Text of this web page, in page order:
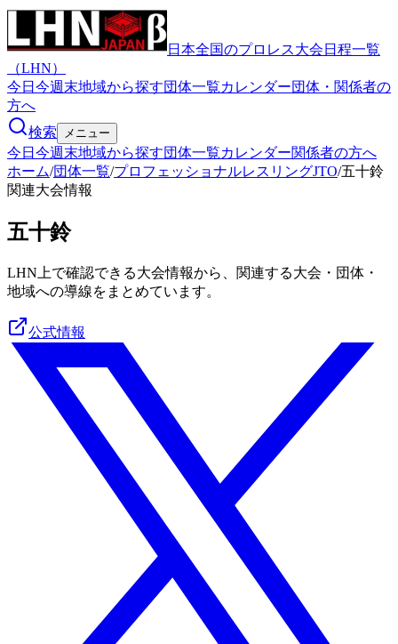
日本全国のプロレス大会日程一覧
（LHN）
今日 今週末地域から探す団体一覧カレンダー団体・関係者の
方へ
検索
メニュー
今日 今週末地域から探す団体一覧カレンダー関係者の方へ
ホーム/団体一覧/プロフェッショナルレスリングJTO/五十鈴
関連大会情報
五十鈴
LHN上で確認できる大会情報から、関連する大会・団体・
地域への導線をまとめています。
公式情報